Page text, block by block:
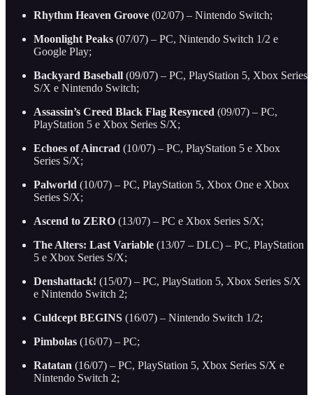
Rhythm Heaven Groove (02/07) – Nintendo Switch;
Moonlight Peaks (07/07) – PC, Nintendo Switch 1/2 e
Google Play;
Backyard Baseball (09/07) – PC, PlayStation 5, Xbox Series
S/X e Nintendo Switch;
Assassin’s Creed Black Flag Resynced (09/07) – PC,
PlayStation 5 e Xbox Series S/X;
Echoes of Aincrad (10/07) – PC, PlayStation 5 e Xbox
Series S/X;
Palworld (10/07) – PC, PlayStation 5, Xbox One e Xbox
Series S/X;
Ascend to ZERO (13/07) – PC e Xbox Series S/X;
The Alters: Last Variable (13/07 – DLC) – PC, PlayStation
5 e Xbox Series S/X;
Denshattack! (15/07) – PC, PlayStation 5, Xbox Series S/X
e Nintendo Switch 2;
Culdcept BEGINS (16/07) – Nintendo Switch 1/2;
Pimbolas (16/07) – PC;
Ratatan (16/07) – PC, PlayStation 5, Xbox Series S/X e
Nintendo Switch 2;